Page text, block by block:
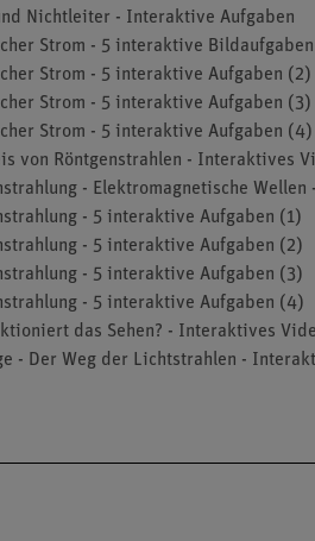
Nichtleiter - Interaktive Aufgaben
Strom - 5 interaktive
Strom - 5 interaktive Aufgaben (2)
Strom - 5 interaktive Aufgaben (3)
Strom - 5 interaktive Aufgaben (4)
von Röntgenstrahlen - Interaktives
- Elektromagnetische
- 5 interaktive Aufgaben (1)
- 5 interaktive Aufgaben (2)
- 5 interaktive Aufgaben (3)
- 5 interaktive Aufgaben (4)
das Sehen? - Interaktives
- Der Weg der Lichtstrahlen -